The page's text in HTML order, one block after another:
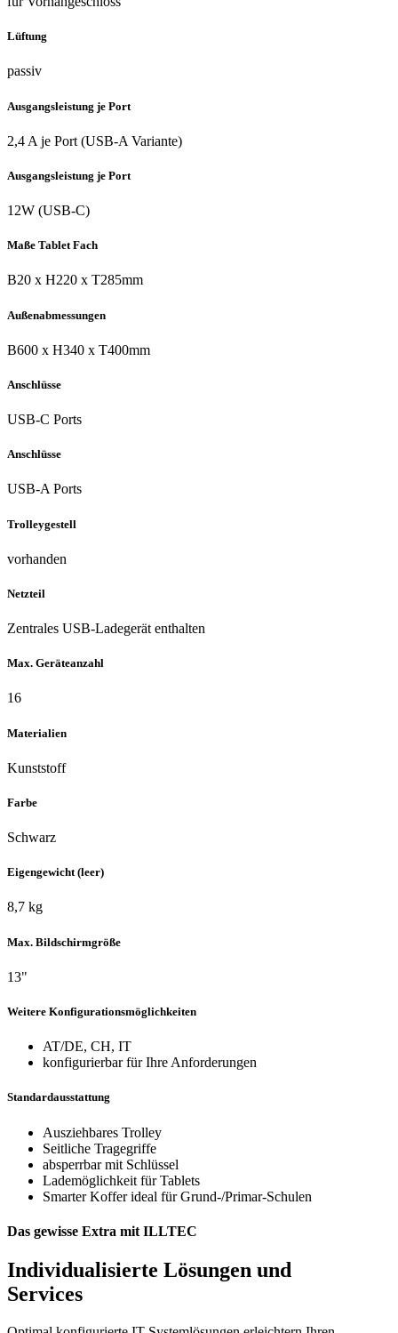
Lüftung
passiv
Ausgangsleistung je Port
2,4 A je Port (USB-A Variante)
Ausgangsleistung je Port
12W (USB-C)
Maße Tablet Fach
B20 x H220 x T285mm
Außenabmessungen
B600 x H340 x T400mm
Anschlüsse
USB-C Ports
Anschlüsse
USB-A Ports
Trolleygestell
vorhanden
Netzteil
Zentrales USB-Ladegerät enthalten
Max. Geräteanzahl
16
Materialien
Kunststoff
Farbe
Schwarz
Eigengewicht (leer)
8,7 kg
Max. Bildschirmgröße
13"
Weitere Konfigurationsmöglichkeiten
AT/DE, CH, IT
konfigurierbar für Ihre Anforderungen
Standardausstattung
Ausziehbares Trolley
Seitliche Tragegriffe
absperrbar mit Schlüssel
Lademöglichkeit für Tablets
Smarter Koffer ideal für Grund-/Primar-Schulen
Das gewisse Extra mit ILLTEC
Individualisierte Lösungen und
Services